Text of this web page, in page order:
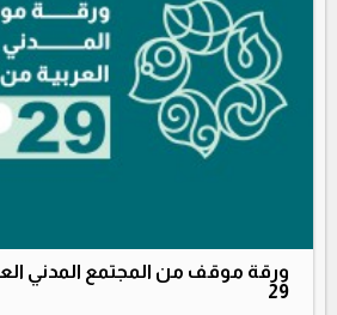
ورقة موقف من المجتمع المدني
29